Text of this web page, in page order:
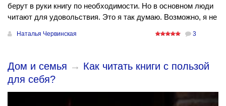
берут в руки книгу по необходимости. Но в основном люди
читают для удовольствия. Это я так думаю. Возможно, я не
Наталья Червинская 3
Дом и семья → Как читать книги с пользой
для себя?